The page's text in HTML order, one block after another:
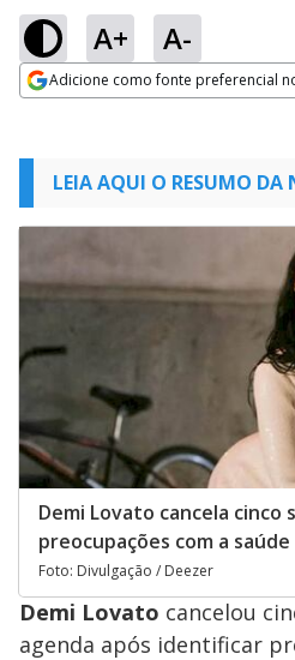
A+ A-
Adicione como fonte preferencial
LEIA AQUI O RESUMO DA
Demi Lovato cancela cinco
preocupações com a saúde
Foto: Divulgação / Deezer
Demi Lovato cancelou
agenda após identificar